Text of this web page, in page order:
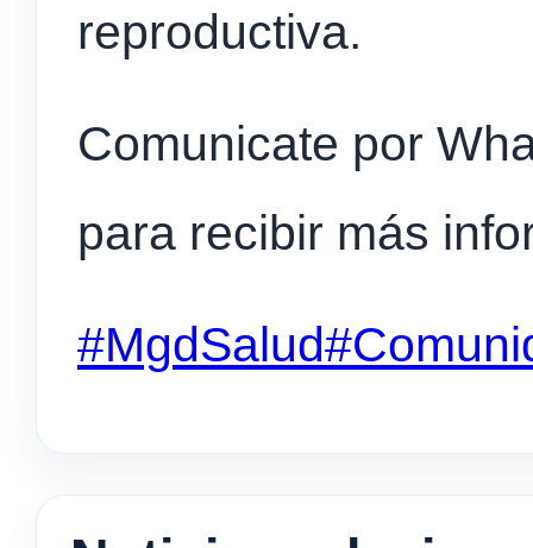
reproductiva.
Comunicate por
para recibir más
#MgdSalud